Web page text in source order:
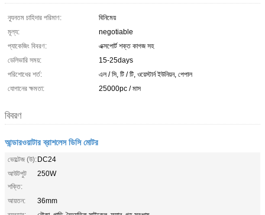
ন্যূনতম চাহিদার পরিমাণ:
বিনিমেয়
মূল্য:
negotiable
প্যাকেজিং বিবরণ:
এক্সপোর্ট শক্ত কাগজ সহ
ডেলিভারি সময়:
15-25days
পরিশোধের শর্ত:
এল / সি, টি / টি, ওয়েস্টার্ন ইউনিয়ন, পেপাল
যোগানের ক্ষমতা:
25000pc / মাস
বিবরণ
আন্ডারওয়াটার ব্রাশলেস ডিসি মোটর
ভোল্টেজ (উ):DC24
আউটপুট
শক্তি:
250W
আয়তন:
36mm